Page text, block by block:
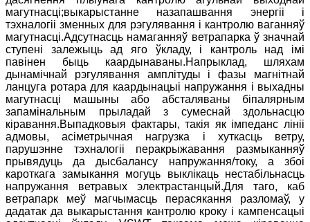
магутнасці;выкарыстанне назапашвання энергіі і
тэхналогіі зменных для рэгулявання і кантролю ваганняў
магутнасці.Адсутнасць намаганняў ветрапарка ў значнай
ступені залежыць ад яго ўкладу, і кантроль над імі
павінен быць каардынаваны.Напрыклад, шляхам
дынамічнай рэгулявання амплітуды і фазы магнітнай
ланцуга ротара для каардынацыі напружання і выхадны
магутнасці машыны або абсталяваны біпалярным
запамінальным прыладай з сумеснай здольнасцю
кіравання.Выпадковыя фактары, такія як імпеданс лініі
адмовы, асіметрычная нагрузка і хуткасць ветру,
парушэнне тэхналогіі перакрыжавання размыканняў
прывядуць да дысбалансу напружання/току, а збоі
кароткага замыкання могуць выклікаць нестабільнасць
напружання ветравых электрастанцый.Для таго, каб
ветрапарк меў магчымасць перасякання разломаў, у
дадатак да выкарыстання кантролю кроку і кампенсацыі